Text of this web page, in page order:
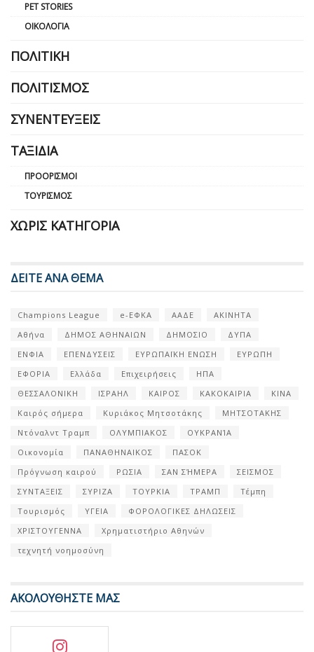
PET STORIES
ΟΙΚΟΛΟΓΊΑ
ΠΟΛΙΤΙΚΉ
ΠΟΛΙΤΙΣΜΌΣ
ΣΥΝΕΝΤΕΎΞΕΙΣ
ΤΑΞΊΔΙΑ
ΠΡΟΟΡΙΣΜΟΊ
ΤΟΥΡΙΣΜΌΣ
ΧΩΡΊΣ ΚΑΤΗΓΟΡΊΑ
ΔΕΙΤΕ ΑΝΑ ΘΕΜΑ
Champions League e-ΕΦΚΑ ΑΑΔΕ
ΑΚΙΝΗΤΑ
Αθήνα
ΔΗΜΟΣ ΑΘΗΝΑΙΩΝ ΔΗΜΟΣΙΟ
ΔΥΠΑ
ΕΝΦΙΑ
ΕΠΕΝΔΥΣΕΙΣ ΕΥΡΩΠΑΪΚΗ ΕΝΩΣΗ
ΕΥΡΩΠΗ
ΕΦΟΡΙΑ
Ελλάδα Επιχειρήσεις
ΗΠΑ
ΘΕΣΣΑΛΟΝΙΚΗ
ΙΣΡΑΗΛ ΚΑΙΡΟΣ ΚΑΚΟΚΑΙΡΙΑ
ΚΙΝΑ
Καιρός σήμερα
Κυριάκος Μητσοτάκης
ΜΗΤΣΟΤΑΚΗΣ
Ντόναλντ Τραμπ
ΟΛΥΜΠΙΑΚΟΣ
ΟΥΚΡΑΝΊΑ
Οικονομία
ΠΑΝΑΘΗΝΑΙΚΟΣ
ΠΑΣΟΚ
Πρόγνωση καιρού
ΡΩΣΙΑ ΣΑΝ ΣΉΜΕΡΑ
ΣΕΙΣΜΟΣ
ΣΥΝΤΑΞΕΙΣ
ΣΥΡΙΖΑ ΤΟΥΡΚΙΑ ΤΡΑΜΠ
Τέμπη
Τουρισμός
ΥΓΕΙΑ
ΦΟΡΟΛΟΓΙΚΕΣ ΔΗΛΩΣΕΙΣ
ΧΡΙΣΤΟΥΓΕΝΝΑ
Χρηματιστήριο Αθηνών
τεχνητή νοημοσύνη
ΑΚΟΛΟΥΘΗΣΤΕ ΜΑΣ